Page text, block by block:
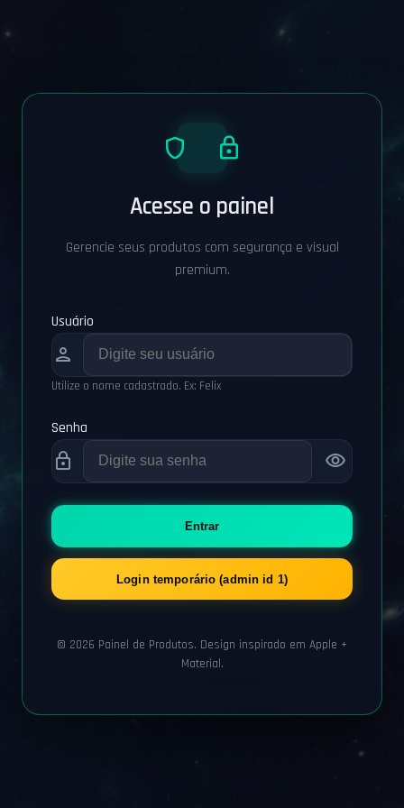
shield_lock
Acesse o painel
Gerencie seus produtos com segurança e visual
premium.
Usuário
person
Utilize o nome cadastrado. Ex: Felix
Senha
lock visibility
Entrar
Login temporário (admin id 1)
© 2026 Painel de Produtos. Design inspirado em Apple +
Material.